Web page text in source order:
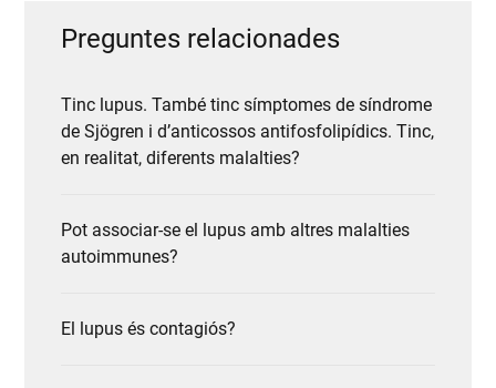
Preguntes relacionades
Tinc lupus. També tinc símptomes de síndrome
de Sjögren i d’anticossos antifosfolipídics. Tinc,
en realitat, diferents malalties?
Pot associar-se el lupus amb altres malalties
autoimmunes?
El lupus és contagiós?